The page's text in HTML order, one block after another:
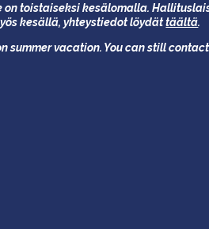
on toistaiseksi kesälomalla.
kesällä,yhteystiedot löydättäältä.
summer vacation. You can still